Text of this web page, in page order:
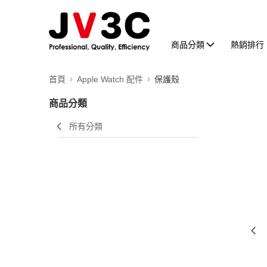
商品分類 熱銷排行
首頁 Apple Watch 配件 保護殼
商品分類
所有分類